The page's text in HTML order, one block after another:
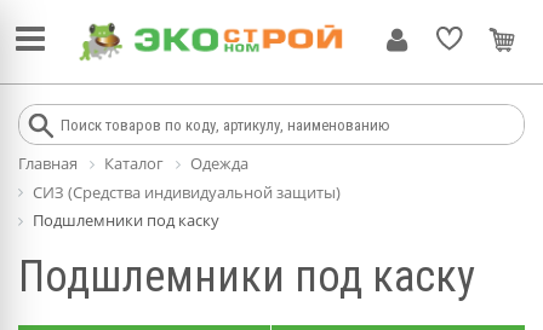
Главная Каталог
Одежда
СИЗ (Средства индивидуальной защиты)
Подшлемники под каску
Подшлемники под каску